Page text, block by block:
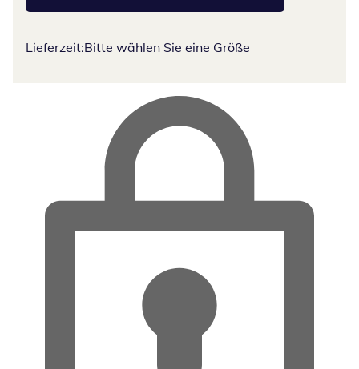
Lieferzeit:Bitte wählen Sie eine Größe